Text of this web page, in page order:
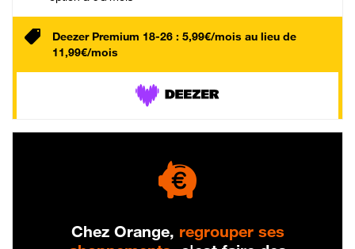
Deezer Premium 18-26 : 5,99€/mois au lieu de
11,99€/mois
Chez Orange, regrouper ses